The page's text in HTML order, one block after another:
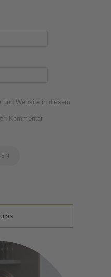
und Website in diesem
Kommentar